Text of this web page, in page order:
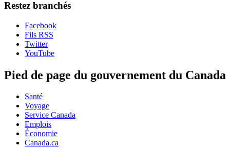
Restez branchés
Facebook
Fils RSS
Twitter
YouTube
Pied de page du gouvernement du Canada
Santé
Voyage
Service Canada
Emplois
Économie
Canada.ca